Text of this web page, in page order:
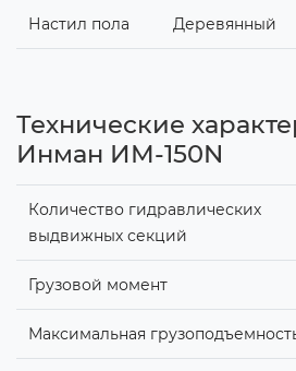
Настил пола Деревянный
Технические
Инман ИМ-150N
Количество гидравлических
выдвижных секций
Грузовой момент
Максимальная